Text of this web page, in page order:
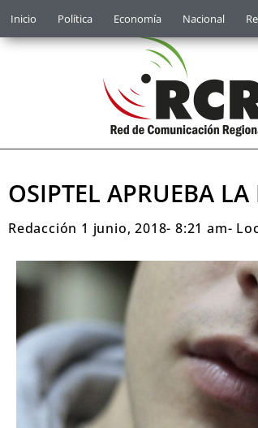
Inicio Política Economía Nacional
OSIPTEL APRUEBA
Redacción 1 junio, 2018- 8:21 am-